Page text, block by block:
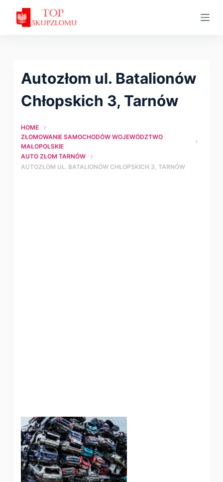
Autozłom ul. Batalionów
Chłopskich 3, Tarnów
HOME
ZŁOMOWANIE SAMOCHODÓW WOJEWÓDZTWO
MAŁOPOLSKIE
AUTO ZŁOM TARNÓW
AUTOZŁOM UL. BATALIONÓW CHŁOPSKICH 3, TARNÓW